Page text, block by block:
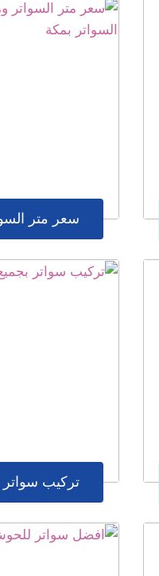
حديد افضل سواتر